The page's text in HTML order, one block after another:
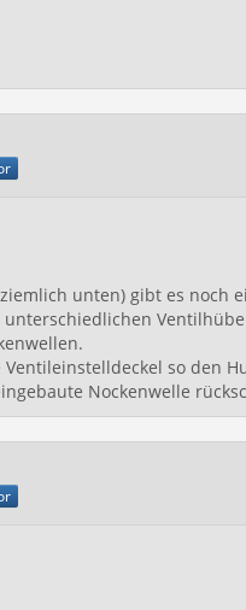
unten) gibt es noch
so den
Nockenwelle